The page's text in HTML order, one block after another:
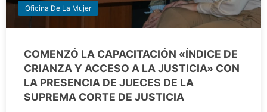
Oficina De La Mujer
COMENZÓ LA CAPACITACIÓN «ÍNDICE DE
CRIANZA Y ACCESO A LA JUSTICIA» CON
LA PRESENCIA DE JUECES DE LA
SUPREMA CORTE DE JUSTICIA